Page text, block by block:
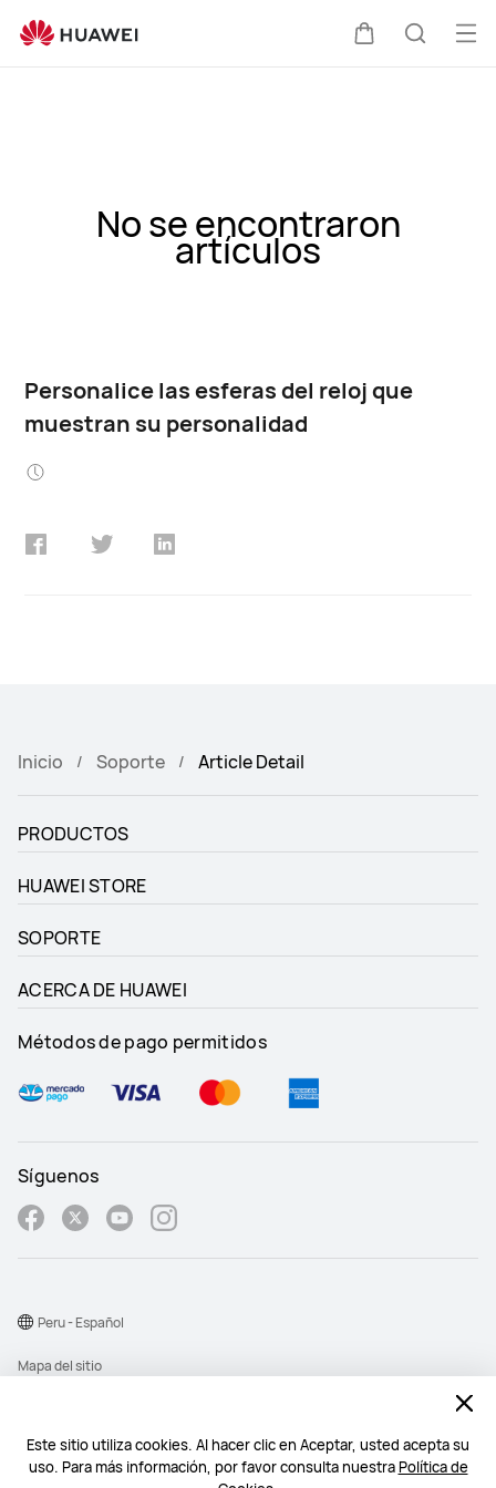
Este sitio utiliza cookies. Al hacer clic en Aceptar, usted acepta su
uso. Para más información, por favor consulta nuestraPolítica de
No se encontraron
artículos
Personalice las esferas del reloj que
muestran su personalidad
Inicio Soporte Article Detail
PRODUCTOS
HUAWEI STORE
SOPORTE
ACERCA DE HUAWEI
Métodos de pago permitidos
Síguenos
Mapa del sitio
Declaración de privacidad
Peru - Español